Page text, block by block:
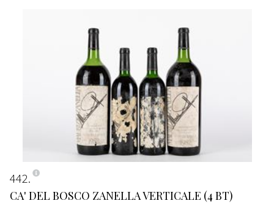
442
CA' DEL BOSCO ZANELLA VERTICALE (4 BT)